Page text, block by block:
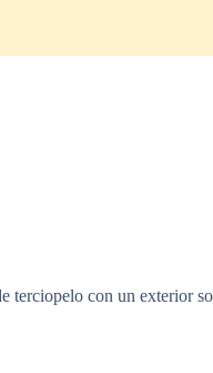
con un exterior